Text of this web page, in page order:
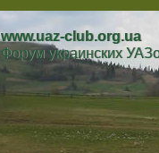
www.uaz-club.org.ua
Форум украинских